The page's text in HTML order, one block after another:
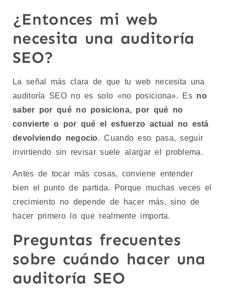
¿Entonces mi web
necesita una auditoría
SEO?
La señal más clara de que tu web necesita una
auditoría SEO no es solo «no posiciona». Es no
saber por qué no posiciona, por qué no
convierte o por qué el esfuerzo actual no está
devolviendo negocio. Cuando eso pasa, seguir
invirtiendo sin revisar suele alargar el problema.
Antes de tocar más cosas, conviene entender
bien el punto de partida. Porque muchas veces el
crecimiento no depende de hacer más, sino de
hacer primero lo que realmente importa.
Preguntas frecuentes
sobre cuándo hacer una
auditoría SEO